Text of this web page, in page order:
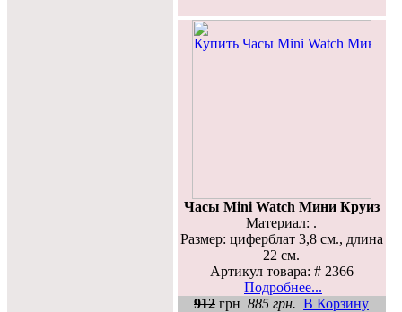
Часы Mini Watch Мини Круиз
Материал: .
Размер: циферблат 3,8 см., длина
22 см.
Артикул товара: # 2366
Подробнее...
912 грн 885 грн. В Корзину